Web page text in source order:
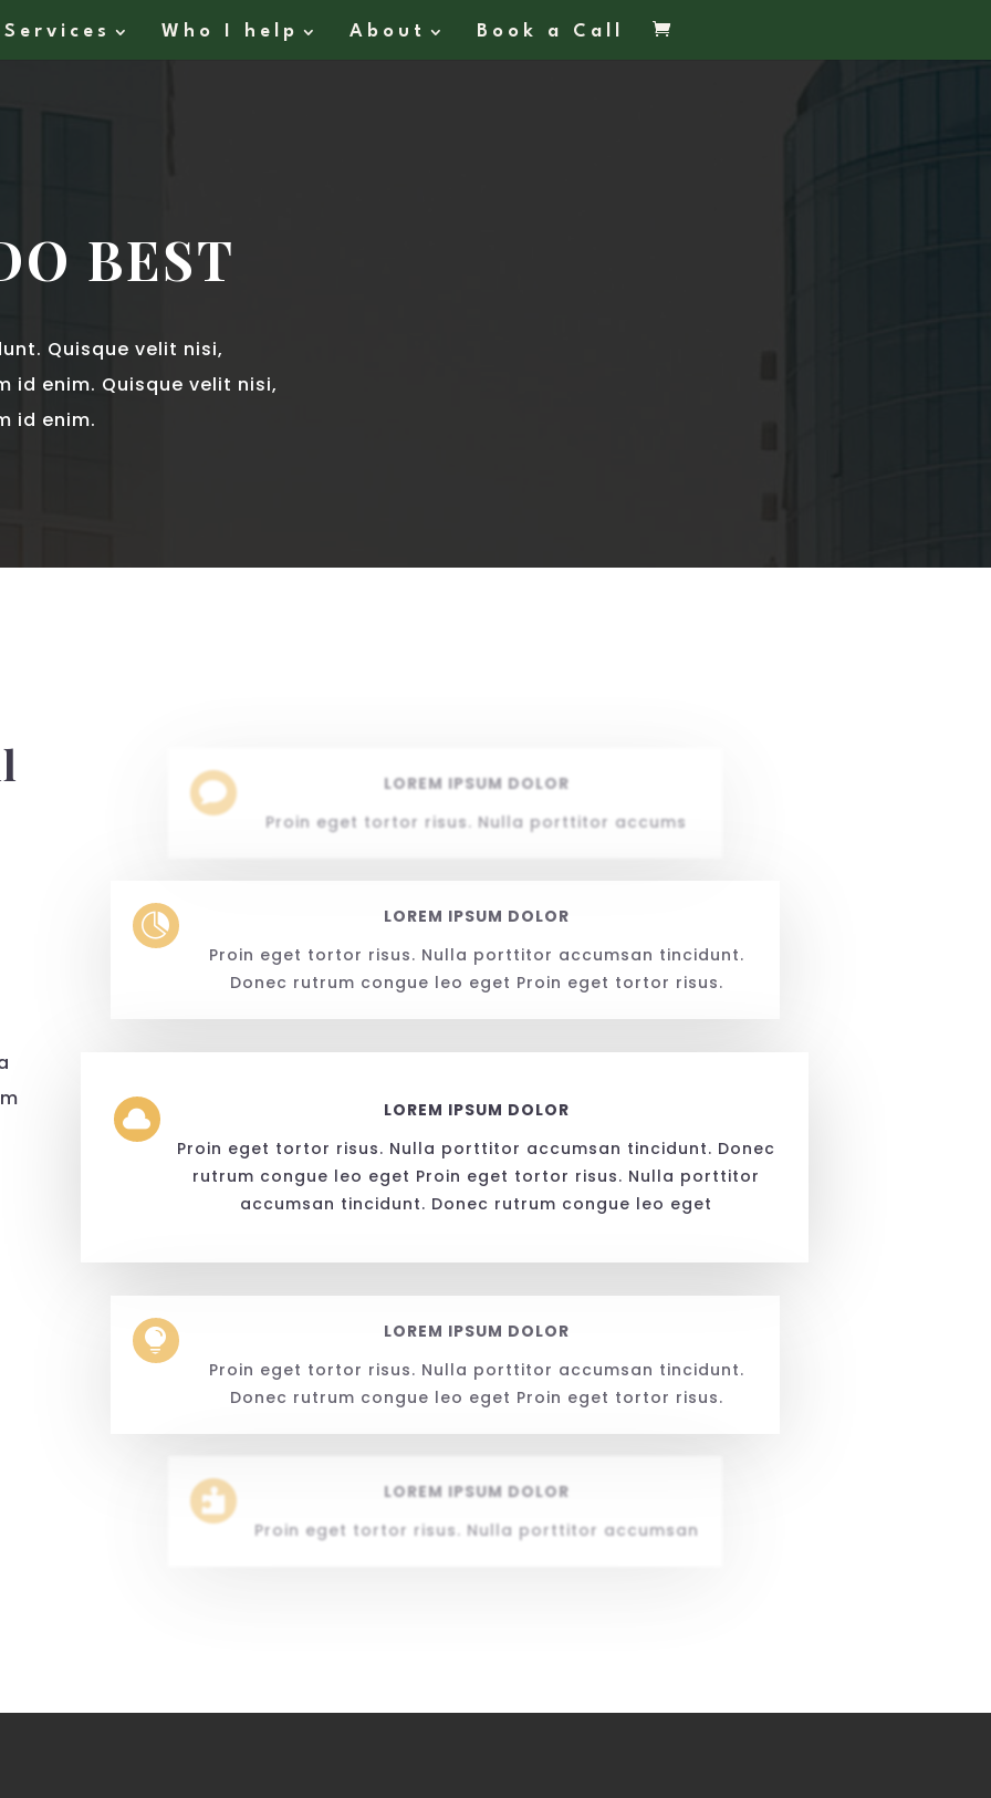
Services Who I help About Book a Call
BEST
Quisque velit nisi,
id enim. Quisque velit nisi,
id enim.

LOREM IPSUM DOLOR
Proin eget tortor risus. Nulla porttitor accums

LOREM IPSUM DOLOR
Proin eget tortor risus. Nulla porttitor accumsan tincidunt.
Donec rutrum congue leo eget Proin eget tortor risus.

LOREM IPSUM DOLOR
Proin eget tortor risus. Nulla porttitor accumsan tincidunt. Donec
rutrum congue leo eget Proin eget tortor risus. Nulla porttitor
accumsan tincidunt. Donec rutrum congue leo eget

LOREM IPSUM DOLOR
Proin eget tortor risus. Nulla porttitor accumsan tincidunt.
Donec rutrum congue leo eget Proin eget tortor risus.

LOREM IPSUM DOLOR
Proin eget tortor risus. Nulla porttitor accumsan